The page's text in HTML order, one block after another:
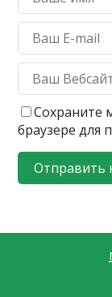
Сохраните
браузере для